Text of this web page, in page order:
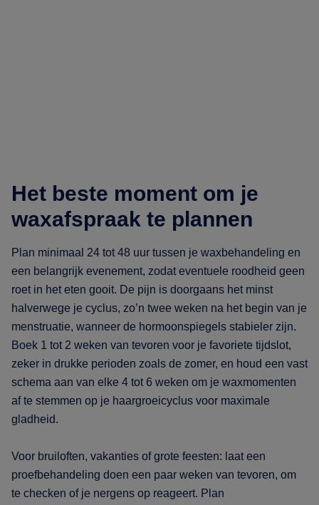
Het beste moment om je
waxafspraak te plannen
Plan minimaal 24 tot 48 uur tussen je waxbehandeling en
een belangrijk evenement, zodat eventuele roodheid geen
roet in het eten gooit. De pijn is doorgaans het minst
halverwege je cyclus, zo’n twee weken na het begin van je
menstruatie, wanneer de hormoonspiegels stabieler zijn.
Boek 1 tot 2 weken van tevoren voor je favoriete tijdslot,
zeker in drukke perioden zoals de zomer, en houd een vast
schema aan van elke 4 tot 6 weken om je waxmomenten
af te stemmen op je haargroeicyclus voor maximale
gladheid.
Voor bruiloften, vakanties of grote feesten: laat een
proefbehandeling doen een paar weken van tevoren, om
te checken of je nergens op reageert. Plan